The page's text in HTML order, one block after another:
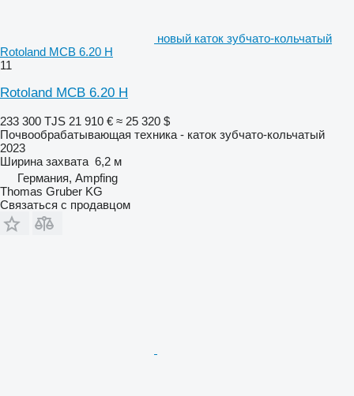
новый каток зубчато-кольчатый
Rotoland MCB 6.20 H
11
Rotoland MCB 6.20 H
233 300 TJS 21 910 € ≈ 25 320 $
Почвообрабатывающая техника - каток зубчато-кольчатый
2023
Ширина захвата 6,2 м
Германия, Ampfing
Thomas Gruber KG
Связаться с продавцом